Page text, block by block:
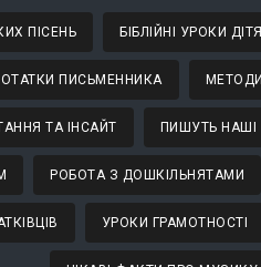
ПІСЕНЬ БІБЛІЙНІ УРОКИ
ПИСЬМЕННИКА
ТА ІНСАЙТ ПИШУТЬ НАШІ
РОБОТА З ДОШКІЛЬНЯТАМИ
УРОКИ ГРАМОТНОСТІ